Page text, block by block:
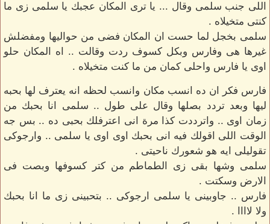
اللى جنب سلمى وقال ... يا ترى المكان عجبك يا سلمى زى ما
كنتى متخيلاه .
سلمى بخجل لما حست ان المكان فضى من حواليها ومفضلش
غيرها هى وفارس وبكل كسوف ردت وقالت .. اه المكان حلو
اوى يا فارس واحلى كمان من ما كنت متخيلاه .
فارس فكر ان ده انسب مكان وانسب لحظه انه يعترف لها بحبه
ليها وبعد تردد بصلها وقال على طول .. سلمى انا بحبك من
زمان اوى .. واترددت كذا مرة انى اعترفلك بحبى ده .. بس جه
الوقت اللى اقولك فيه انى بحبك اوى اوى يا سلمى .. وارجوكى
تقوليلى ايه هو شعورك ناحيتى .
سلمى وشها بقى زى الطماطم من كتر كسوفها وبصت فى
الارض وسكتت .
فارس .. جاوبينى يا سلمى ارجوكى .. بتحبينى زى ما انا بحبك
ولا لاااا .